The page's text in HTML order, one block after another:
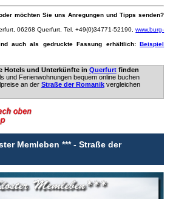
möchten Sie uns Anregungen und Tipps senden?
06268 Querfurt, Tel. +49(0)34771-52190,www.burg-
auch als gedruckte Fassung erhältlich:Beispiel
Hotels und Unterkünfte in Querfurtfinden
und Ferienwohnungen bequem online buchen
an der Straße der Romanikvergleichen
Memleben *** - Straße der